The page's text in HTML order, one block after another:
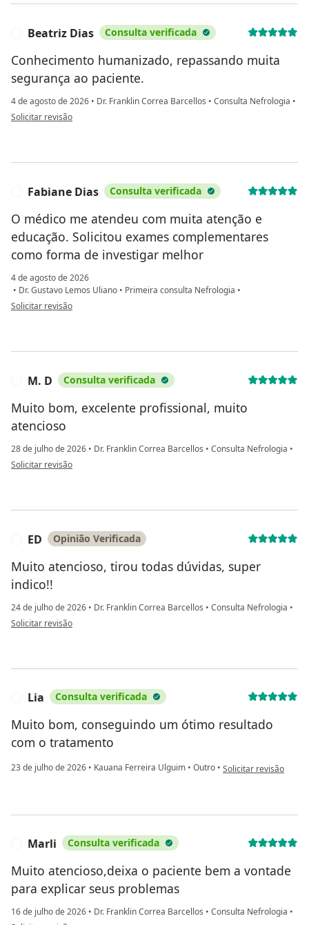
Beatriz Dias Consulta verificada
Conhecimento humanizado, repassando muita
segurança ao paciente.
4 de agosto de 2026 • Dr. Franklin Correa Barcellos • Consulta Nefrologia •
na opinião do utilizador Beatriz Dias
Solicitar revisão
Fabiane Dias Consulta verificada
O médico me atendeu com muita atenção e
educação. Solicitou exames complementares
como forma de investigar melhor
4 de agosto de 2026
• Dr. Gustavo Lemos Uliano • Primeira consulta Nefrologia •
na opinião do utilizador Fabiane Dias
Solicitar revisão
M. D Consulta verificada
Muito bom, excelente profissional, muito
atencioso
28 de julho de 2026 • Dr. Franklin Correa Barcellos • Consulta Nefrologia •
na opinião do utilizador M. D
Solicitar revisão
ED Opinião Verificada
Muito atencioso, tirou todas dúvidas, super
indico!!
24 de julho de 2026 • Dr. Franklin Correa Barcellos • Consulta Nefrologia •
na opinião do utilizador ED
Solicitar revisão
Lia Consulta verificada
Muito bom, conseguindo um ótimo resultado
com o tratamento
23 de julho de 2026 • Kauana Ferreira Ulguim • Outro • na opinião do
Solicitar revisão
Marli Consulta verificada
Muito atencioso,deixa o paciente bem a vontade
para explicar seus problemas
16 de julho de 2026 • Dr. Franklin Correa Barcellos • Consulta Nefrologia •